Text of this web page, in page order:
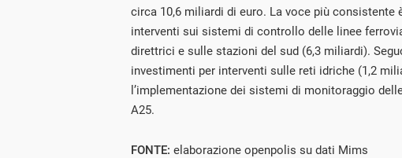
circa 10,6 miliardi di euro. La voce più consistente
interventi sui sistemi di controllo delle linee
direttrici e sulle stazioni del sud (6,3 miliardi).
investimenti per interventi sulle reti idriche (1,2
l’implementazione dei sistemi di monitoraggio
A25.
FONTE: elaborazione openpolis su dati Mims